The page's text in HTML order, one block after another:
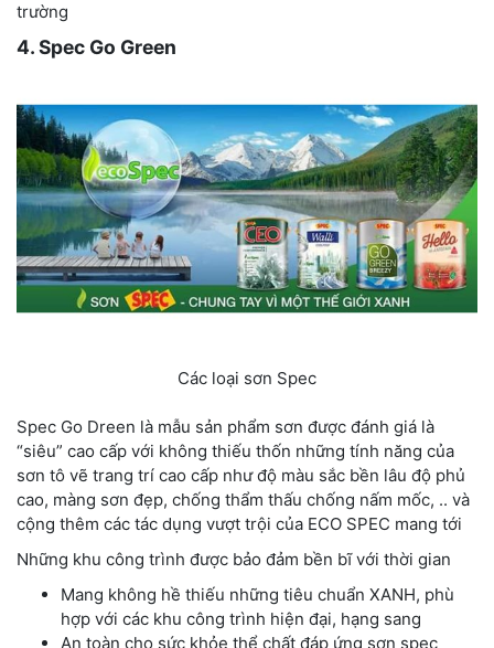
trường
4. Spec Go Green
Các loại sơn Spec
Spec Go Dreen là mẫu sản phẩm sơn được đánh giá là
“siêu” cao cấp với không thiếu thốn những tính năng của
sơn tô vẽ trang trí cao cấp như độ màu sắc bền lâu độ phủ
cao, màng sơn đẹp, chống thẩm thấu chống nấm mốc, .. và
cộng thêm các tác dụng vượt trội của ECO SPEC mang tới
Những khu công trình được bảo đảm bền bĩ với thời gian
Mang không hề thiếu những tiêu chuẩn XANH, phù
hợp với các khu công trình hiện đại, hạng sang
An toàn cho sức khỏe thể chất đáp ứng sơn spec